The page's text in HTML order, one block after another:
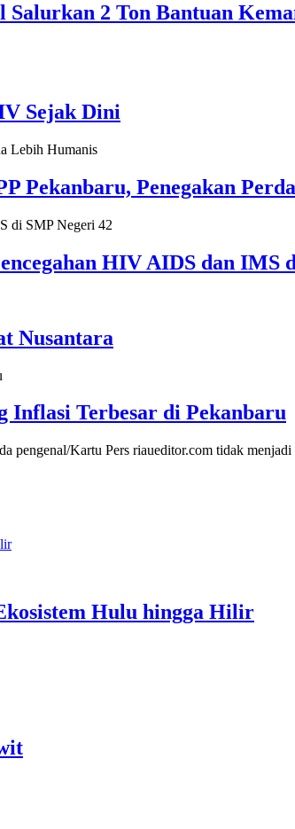
2 Ton Bantuan
Sejak Dini
Pekanbaru, Penegakan
HIV AIDS dan IMS
Nusantara
Inflasi Terbesar di Pekanbaru
pengenal/Kartu Pers riaueditor.com tidak
Hulu hingga Hilir